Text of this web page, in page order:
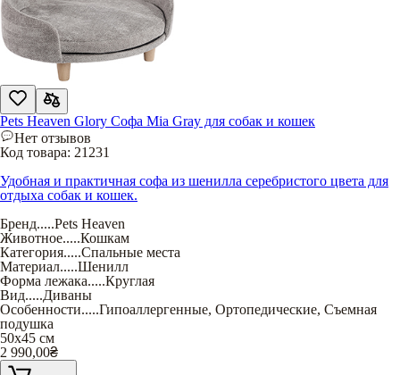
Pets Heaven Glory Софа Mia Gray для собак и кошек
Нет отзывов
Код товара: 21231
Удобная и практичная софа из шенилла серебристого цвета для
отдыха собак и кошек.
Бренд.....Pets Heaven
Животное.....Кошкам
Категория.....Спальные места
Материал.....Шенилл
Форма лежака.....Круглая
Вид.....Диваны
Особенности.....Гипоаллергенные, Ортопедические, Съемная
подушка
50х45 см
2 990,00₴